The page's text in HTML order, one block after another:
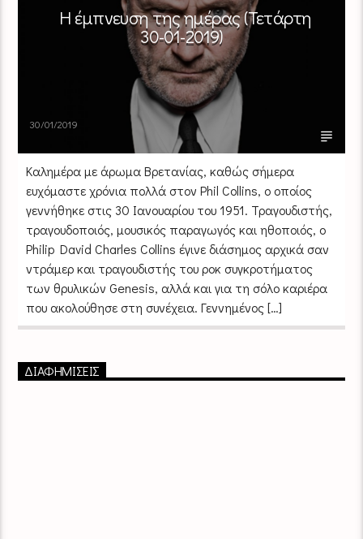
Η έμπνευση της ημέρας (Τετάρτη
30-01-2019)
30/01/2019
Καλημέρα με άρωμα Βρετανίας, καθώς σήμερα
ευχόμαστε χρόνια πολλά στον Phil Collins, ο οποίος
γεννήθηκε στις 30 Ιανουαρίου του 1951. Τραγουδιστής,
τραγουδοποιός, μουσικός παραγωγός και ηθοποιός, ο
Philip David Charles Collins έγινε διάσημος αρχικά σαν
ντράμερ και τραγουδιστής του ροκ συγκροτήματος
των θρυλικών Genesis, αλλά και για τη σόλο καριέρα
που ακολούθησε στη συνέχεια. Γεννημένος […]
ΔΙΑΦΗΜΙΣΕΙΣ